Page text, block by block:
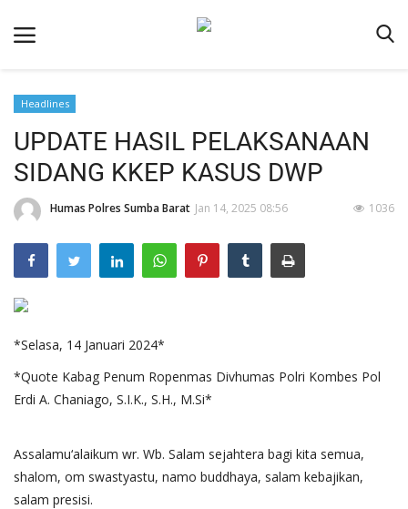
Redaksi
Binkam
Lantas
Mitra Polisi
Polsek Jajaran
Headlines
UPDATE HASIL PELAKSANAAN
SIDANG KKEP KASUS DWP
Humas Polres Sumba Barat Jan 14, 2025 08:56 1036
*Selasa, 14 Januari 2024*
*Quote Kabag Penum Ropenmas Divhumas Polri Kombes Pol
Erdi A. Chaniago, S.I.K., S.H., M.Si*
Assalamu‘alaikum wr. Wb. Salam sejahtera bagi kita semua,
shalom, om swastyastu, namo buddhaya, salam kebajikan,
salam presisi.